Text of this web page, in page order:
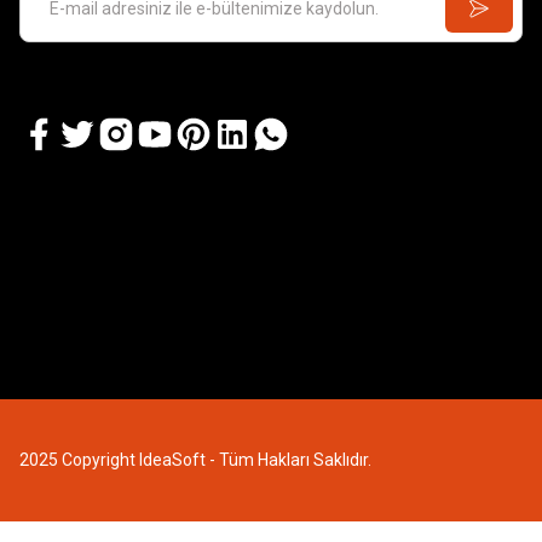
GOLDEN HIND SHIP
2025 Copyright IdeaSoft - Tüm Hakları Saklıdır.